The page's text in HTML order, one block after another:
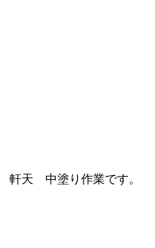
軒天 中塗り作業です。